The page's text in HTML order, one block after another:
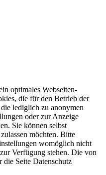
optimales Webseiten-
die für den Betrieb der
lediglich zu anonymen
oder zur Anzeige
Sie können selbst
möchten. Bitte
womöglich nicht
Verfügung stehen. Die von
Seite Datenschutz